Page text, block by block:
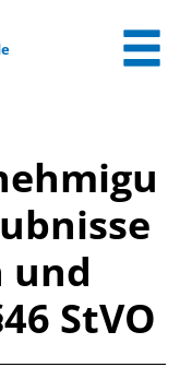
und
StVO